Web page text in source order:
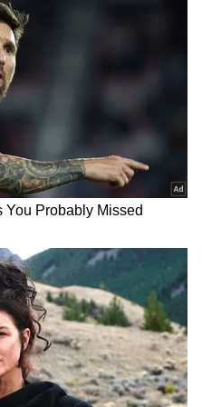
இளைஞர் நலன்
துறை
டெங்கு, காய்ச்சல்,
- இவற்றை நாம்
ஒழிக்கப்பட
விஷயத்திலும்
எதிர்ப்பதற்குப்